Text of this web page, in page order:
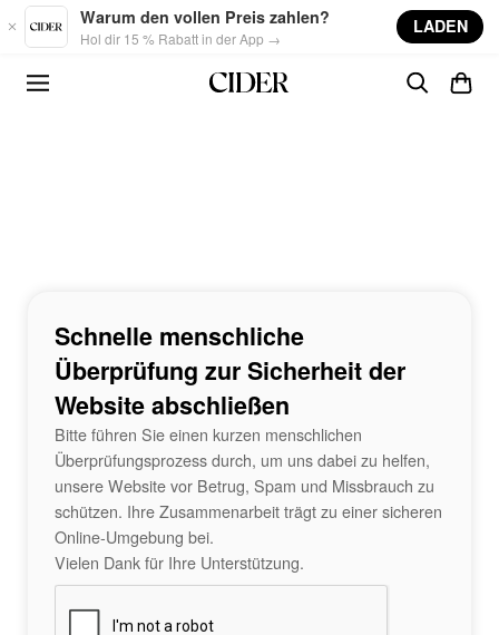
Skip to main content
Warum den vollen Preis zahlen?
Hol dir 15 % Rabatt in der App →
LADEN
Schnelle menschliche
Überprüfung zur Sicherheit der
Website abschließen
Bitte führen Sie einen kurzen menschlichen
Überprüfungsprozess durch, um uns dabei zu helfen,
unsere Website vor Betrug, Spam und Missbrauch zu
schützen. Ihre Zusammenarbeit trägt zu einer sicheren
Online-Umgebung bei.
Vielen Dank für Ihre Unterstützung.